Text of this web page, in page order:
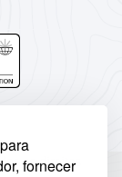
fornecer
os direitos